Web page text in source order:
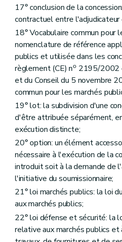
17° conclusion de la
contractuel entre l'adjudicateur
18° Vocabulaire commun pour
nomenclature de référence
publics et utilisée dans les
règlement (CE) no 2195/2002
et du Conseil du 5 novembre
commun pour les marchés
19° lot: la subdivision d'une
d'être attribuée séparément,
exécution distincte;
20° option: un élément
nécessaire à l'exécution de la
introduit soit à la demande de
l'initiative du soumissionnaire;
21° loi marchés publics: la loi
aux marchés publics;
22° loi défense et sécurité: la
relative aux marchés publics et